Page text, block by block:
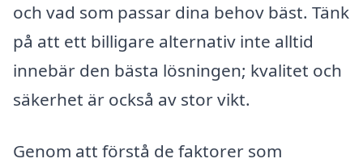
och vad som passar dina behov bäst. Tänk
på att ett billigare alternativ inte alltid
innebär den bästa lösningen; kvalitet och
säkerhet är också av stor vikt.
Genom att förstå de faktorer som